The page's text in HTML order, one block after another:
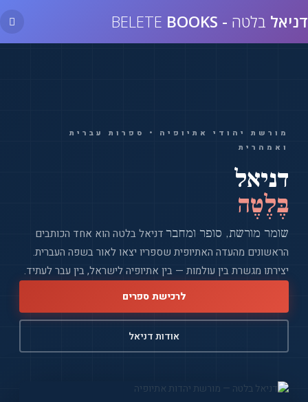
to
בלטה-
BOOKS
מורשת יהודי אתיופיה • ספרות עברית
ואמהרית
דניאל
בֶּלֶטֶה
שומר מורשת, סופר ומחברדניאל בלטה הוא אחד הכותבים
הראשונים מהעדה האתיופית שספריו יצאו לאור בשפה העברית.
יצירתו מגשרת בין עולמות — בין אתיופיה לישראל, בין עבר לעתיד.
לרכישת ספרים
אודות דניאל